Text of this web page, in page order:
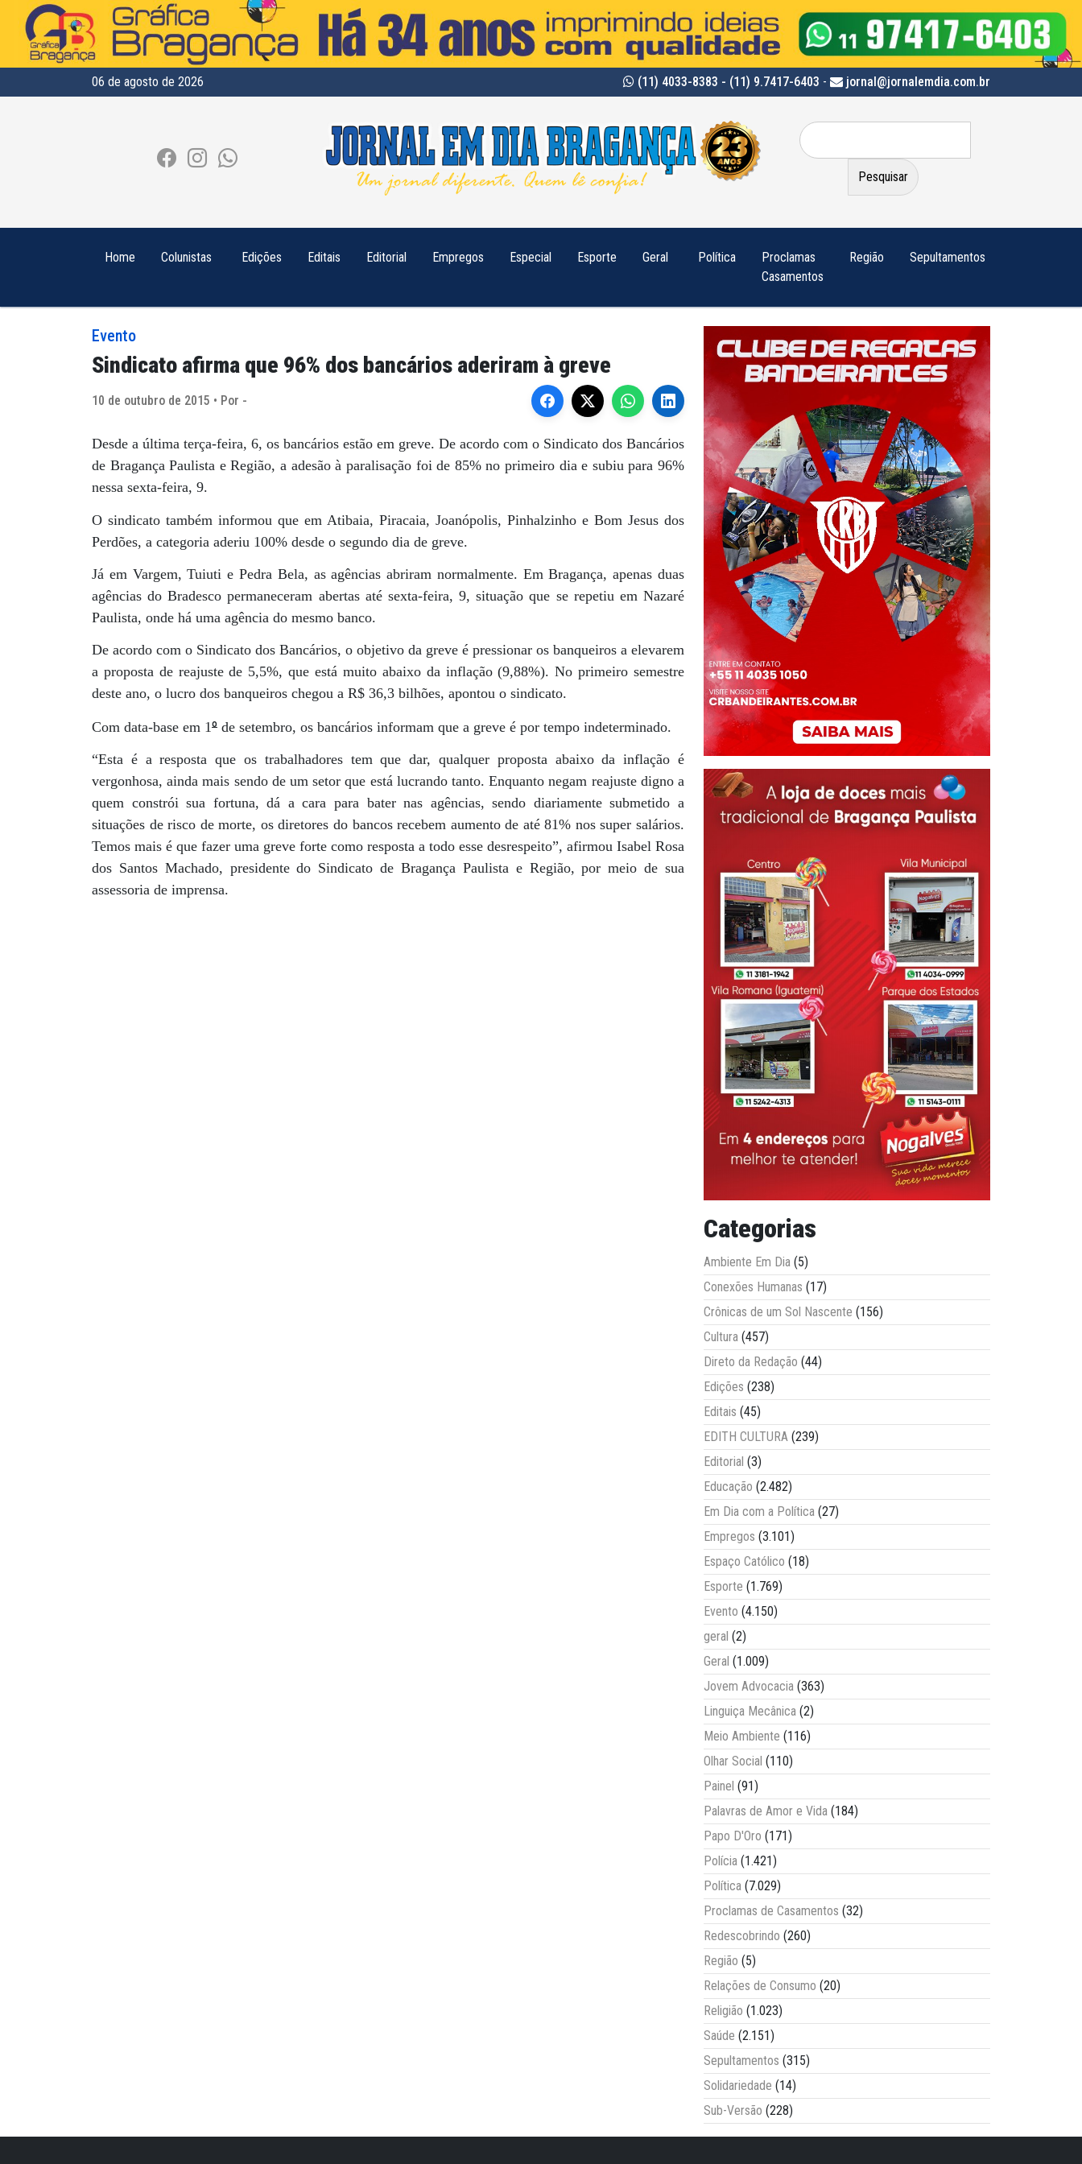
06 de agosto de 2026 (11) 4033-8383 - (11) 9.7417-6403 - jornal@jornalemdia.com.br
Pesquisar
por:
Home Colunistas Edições Editais Editorial Empregos Especial Esporte Geral Política
Proclamas
Casamentos
Região Sepultamentos
Evento
Sindicato afirma que 96% dos bancários aderiram à greve
10 de outubro de 2015 • Por -
Desde a última terça-feira, 6, os bancários estão em greve. De acordo com o Sindicato dos Bancários
de Bragança Paulista e Região, a adesão à paralisação foi de 85% no primeiro dia e subiu para 96%
nessa sexta-feira, 9.
O sindicato também informou que em Atibaia, Piracaia, Joanópolis, Pinhalzinho e Bom Jesus dos
Perdões, a categoria aderiu 100% desde o segundo dia de greve.
Já em Vargem, Tuiuti e Pedra Bela, as agências abriram normalmente. Em Bragança, apenas duas
agências do Bradesco permaneceram abertas até sexta-feira, 9, situação que se repetiu em Nazaré
Paulista, onde há uma agência do mesmo banco.
De acordo com o Sindicato dos Bancários, o objetivo da greve é pressionar os banqueiros a elevarem
a proposta de reajuste de 5,5%, que está muito abaixo da inflação (9,88%). No primeiro semestre
deste ano, o lucro dos banqueiros chegou a R$ 36,3 bilhões, apontou o sindicato.
Com data-base em 1º de setembro, os bancários informam que a greve é por tempo indeterminado.
“Esta é a resposta que os trabalhadores tem que dar, qualquer proposta abaixo da inflação é
vergonhosa, ainda mais sendo de um setor que está lucrando tanto. Enquanto negam reajuste digno a
quem constrói sua fortuna, dá a cara para bater nas agências, sendo diariamente submetido a
situações de risco de morte, os diretores do bancos recebem aumento de até 81% nos super salários.
Temos mais é que fazer uma greve forte como resposta a todo esse desrespeito”, afirmou Isabel Rosa
dos Santos Machado, presidente do Sindicato de Bragança Paulista e Região, por meio de sua
assessoria de imprensa.
Categorias
Ambiente Em Dia (5)
Conexões Humanas (17)
Crônicas de um Sol Nascente (156)
Cultura (457)
Direto da Redação (44)
Edições (238)
Editais (45)
EDITH CULTURA (239)
Editorial (3)
Educação (2.482)
Em Dia com a Política (27)
Empregos (3.101)
Espaço Católico (18)
Esporte (1.769)
Evento (4.150)
geral (2)
Geral (1.009)
Jovem Advocacia (363)
Linguiça Mecânica (2)
Meio Ambiente (116)
Olhar Social (110)
Painel (91)
Palavras de Amor e Vida (184)
Papo D'Oro (171)
Polícia (1.421)
Política (7.029)
Proclamas de Casamentos (32)
Redescobrindo (260)
Região (5)
Relações de Consumo (20)
Religião (1.023)
Saúde (2.151)
Sepultamentos (315)
Solidariedade (14)
Sub-Versão (228)